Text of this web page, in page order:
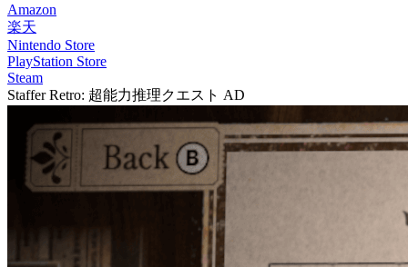
Amazon
楽天
Nintendo Store
PlayStation Store
Steam
Staffer Retro: 超能力推理クエスト AD